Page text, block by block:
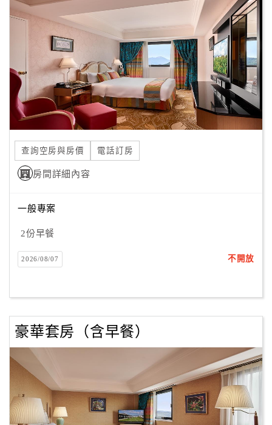
查詢空房與房價 電話訂房
房間詳細內容
一般專案
2份早餐
2026/08/07 不開放
豪華套房（含早餐）